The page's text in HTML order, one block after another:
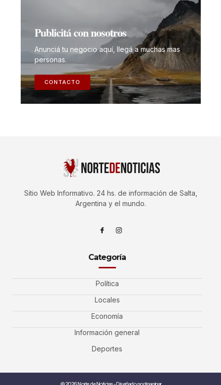
Publicitá con nosotros
Anunciá tu negocio aquí, llegá a muchas mas
personas.
CONTACTO
Sitio Web Informativo. 24 hs. de información de Salta,
Argentina y el mundo.
Categoría
Política
Locales
Economía
Información general
Deportes